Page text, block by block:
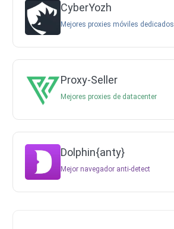
CyberYozh
Mejores proxies móviles dedicados
Proxy-Seller
Mejores proxies de datacenter
Dolphin{anty}
Mejor navegador anti-detect